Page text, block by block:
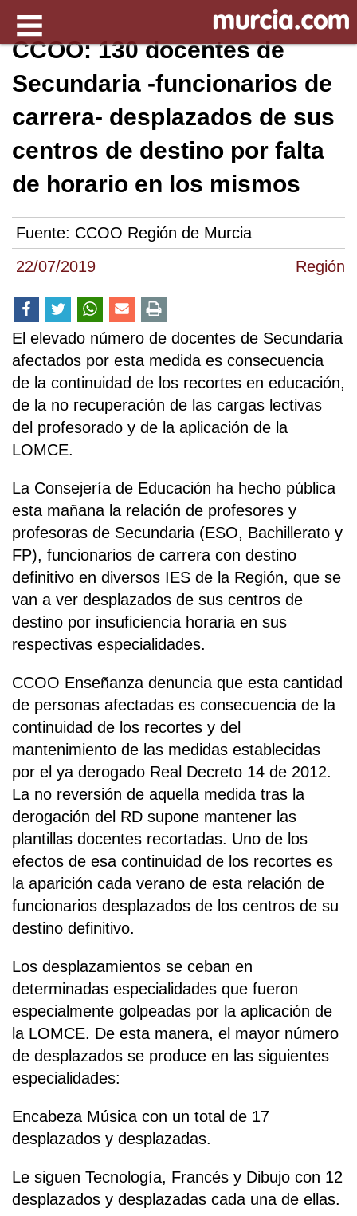
22/07/2019 Región
CCOO: 130 docentes de
Secundaria -funcionarios de
carrera- desplazados de sus
centros de destino por falta
de horario en los mismos
Fuente: CCOO Región de Murcia
El elevado número de docentes de Secundaria
afectados por esta medida es consecuencia
de la continuidad de los recortes en educación,
de la no recuperación de las cargas lectivas
del profesorado y de la aplicación de la
LOMCE.
La Consejería de Educación ha hecho pública
esta mañana la relación de profesores y
profesoras de Secundaria (ESO, Bachillerato y
FP), funcionarios de carrera con destino
definitivo en diversos IES de la Región, que se
van a ver desplazados de sus centros de
destino por insuficiencia horaria en sus
respectivas especialidades.
CCOO Enseñanza denuncia que esta cantidad
de personas afectadas es consecuencia de la
continuidad de los recortes y del
mantenimiento de las medidas establecidas
por el ya derogado Real Decreto 14 de 2012.
La no reversión de aquella medida tras la
derogación del RD supone mantener las
plantillas docentes recortadas. Uno de los
efectos de esa continuidad de los recortes es
la aparición cada verano de esta relación de
funcionarios desplazados de los centros de su
destino definitivo.
Los desplazamientos se ceban en
determinadas especialidades que fueron
especialmente golpeadas por la aplicación de
la LOMCE. De esta manera, el mayor número
de desplazados se produce en las siguientes
especialidades:
Encabeza Música con un total de 17
desplazados y desplazadas.
Le siguen Tecnología, Francés y Dibujo con 12
desplazados y desplazadas cada una de ellas.